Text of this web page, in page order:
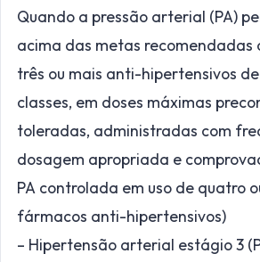
Quando a pressão arterial (PA)
acima das metas recomendadas
três ou mais anti-hipertensivos
classes, em doses máximas
toleradas, administradas com
dosagem apropriada e
PA controlada em uso de quatro
fármacos anti-hipertensivos)
– Hipertensão arterial estágio 3